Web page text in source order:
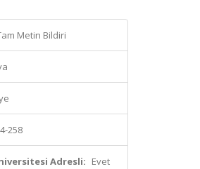
Metin Bildiri
258
Adresli: Evet